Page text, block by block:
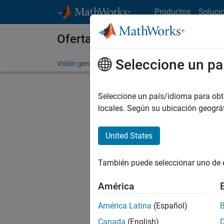
Productos
Ofertas de empleo en
Visión general Búsqueda de empleo Oficinas
No se
Seleccione un
Seleccione un país/idioma para
locales. Según su ubicación
United States
También puede seleccionar uno
América
América Latina (Español)
Canada (English)